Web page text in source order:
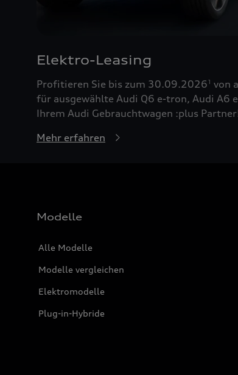
Elektro-Leasing
Profitieren Sie bis zum 30.09.20261 von
für ausgewählte Audi Q6 e-tron, Audi A6
Ihrem Audi Gebrauchtwagen :plus
Mehr erfahren
Modelle
Alle Modelle
Modelle vergleichen
Elektromodelle
Plug-in-Hybride